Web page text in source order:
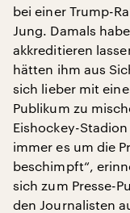
bei einer Trump-
Jung. Damals
akkreditieren
hätten ihm aus
sich lieber mit
Publikum zu
Eishockey-
immer es um die
beschimpft“,
sich zum Presse-
den Journalisten